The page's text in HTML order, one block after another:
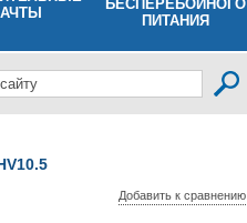
БЕСПЕРЕБОЙНОГО
ПИТАНИЯ
Добавить к сравнению